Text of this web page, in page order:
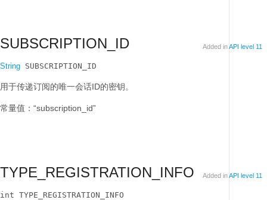
SUBSCRIPTION_ID Added inAPI level 11
String SUBSCRIPTION_ID
用于传递订阅的唯一会话ID的密钥。
常量值：“subscription_id”
TYPE_REGISTRATION_INFO Added inAPI level 11
int TYPE_REGISTRATION_INFO